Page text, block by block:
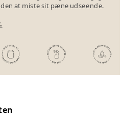
at miste sit pæne udseende.